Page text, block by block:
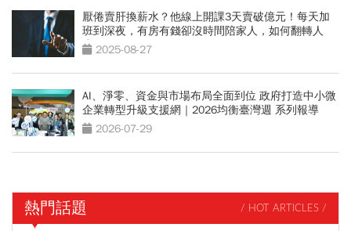
厭倦賣肝換薪水？他線上開課3天賣破億元！每天加
班到深夜，有房有錢卻沒時間陪家人，如何翻轉人
生？2025-08-27
AI、淨零、資金與市場布局全面到位 政府打造中小微
企業轉型升級支援網｜2026均衡臺灣週 系列報導
2026-07-29
熱門話題 / HOT ARTICLES /